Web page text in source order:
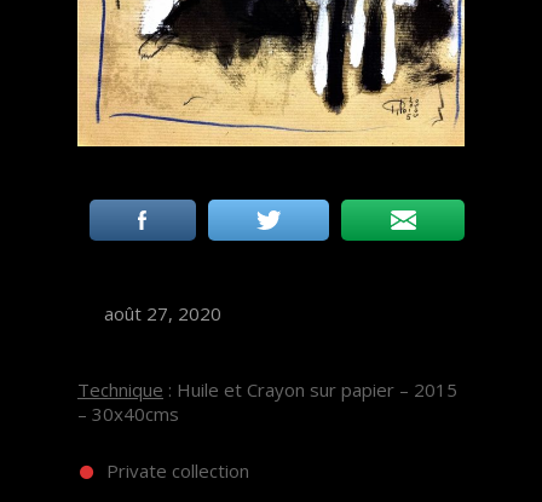
août 27, 2020
Technique : Huile et Crayon sur papier – 2015
– 30x40cms
Private collection